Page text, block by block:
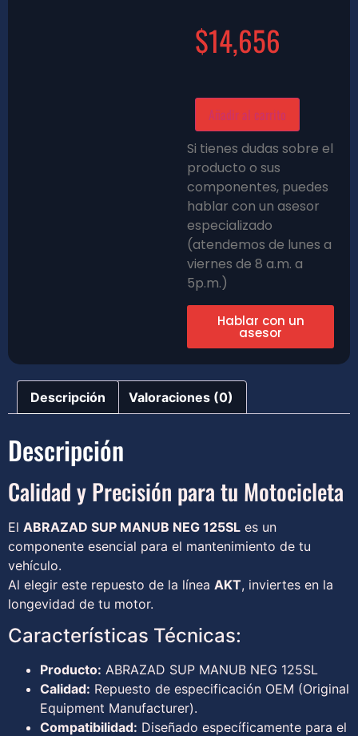
$14,656
Añadir al carrito
Si tienes dudas sobre el
producto o sus
componentes, puedes
hablar con un asesor
especializado
(atendemos de lunes a
viernes de 8 a.m. a
5p.m.)
Hablar con un
asesor
Descripción Valoraciones (0)
Descripción
Calidad y Precisión para tu Motocicleta
El ABRAZAD SUP MANUB NEG 125SL es un
componente esencial para el mantenimiento de tu
vehículo.
Al elegir este repuesto de la línea AKT, inviertes en la
longevidad de tu motor.
Características Técnicas:
Producto: ABRAZAD SUP MANUB NEG 125SL
Calidad: Repuesto de especificación OEM (Original
Equipment Manufacturer).
Compatibilidad: Diseñado específicamente para el